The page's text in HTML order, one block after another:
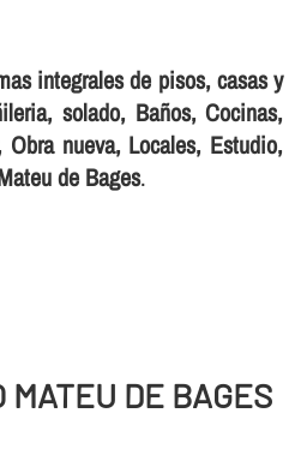
integrales de pisos, casas y
solado, Baños, Cocinas,
Obra nueva, Locales, Estudio,
de Bages.
MATEU DE BAGES